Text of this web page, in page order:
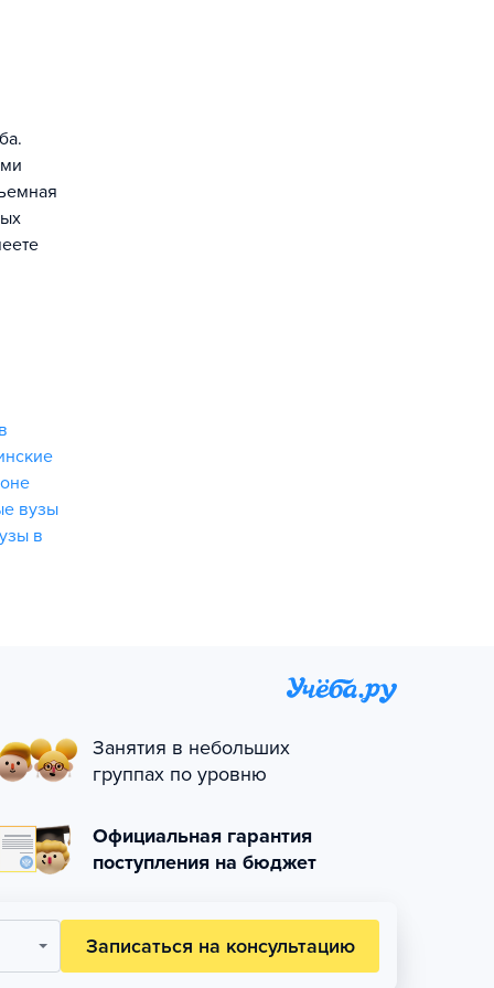
вузы
в
Занятия в небольших
группах по уровню
Официальная гарантия
поступления на бюджет
Записаться на консультацию